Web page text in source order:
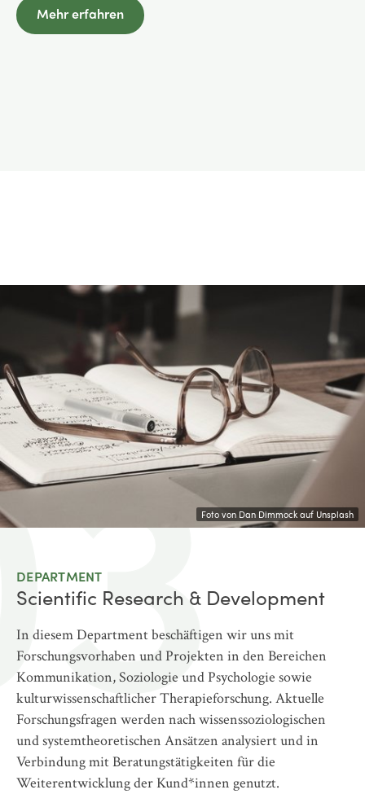
Mehr erfahren
Foto von Dan Dimmock auf Unsplash
DEPARTMENT
Scientific Research & Development
In diesem Department beschäftigen wir uns mit
Forschungsvorhaben und Projekten in den Bereichen
Kommunikation, Soziologie und Psychologie sowie
kulturwissenschaftlicher Therapieforschung. Aktuelle
Forschungsfragen werden nach wissenssoziologischen
und systemtheoretischen Ansätzen analysiert und in
Verbindung mit Beratungstätigkeiten für die
Weiterentwicklung der Kund*innen genutzt.